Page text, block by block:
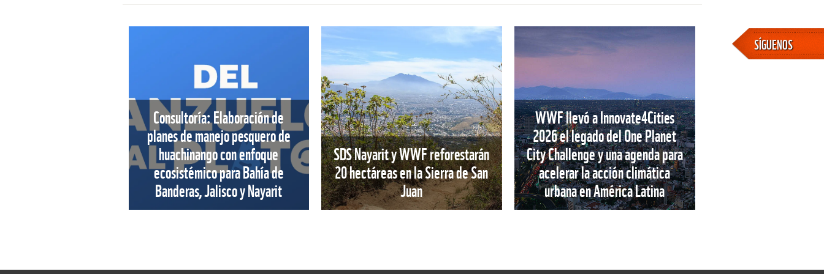
Consultoría: Elaboración de
planes de manejo pesquero de
huachinango con enfoque
ecosistémico para Bahía de
Banderas, Jalisco y Nayarit
SDS Nayarit y WWF reforestarán
20 hectáreas en la Sierra de San
Juan
WWF llevó a Innovate4Cities
2026 el legado del One Planet
City Challenge y una agenda para
acelerar la acción climática
urbana en América Latina
SÍGUENOS